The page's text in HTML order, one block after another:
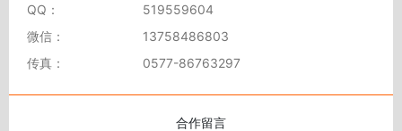
QQ：
519559604
微信：
13758486803
传真：
0577-86763297
合作留言